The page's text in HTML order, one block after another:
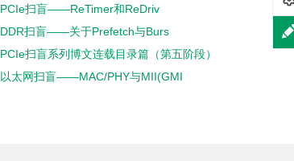
PCIe扫盲——ReTimer和ReDriv
DDR扫盲——关于Prefetch与Burs
PCIe扫盲系列博文连载目录篇（第五阶段）
以太网扫盲——MAC/PHY与MII(GMI